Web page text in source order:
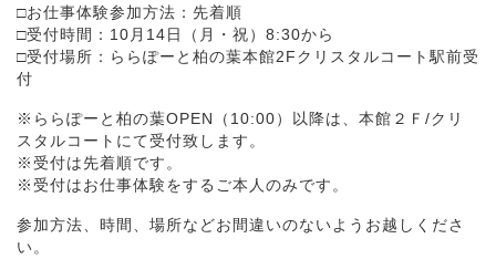
□お仕事体験参加方法：先着順
□受付時間：10月14日（月・祝）8:30から
□受付場所：ららぽーと柏の葉本館2Fクリスタルコート駅前受
付
※ららぽーと柏の葉OPEN（10:00）以降は、本館２Ｆ/クリ
スタルコートにて受付致します。
※受付は先着順です。
※受付はお仕事体験をするご本人のみです。
参加方法、時間、場所などお間違いのないようお越しくださ
い。